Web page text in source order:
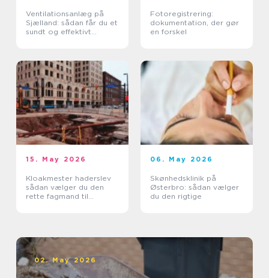
Ventilationsanlæg på
Sjælland: sådan får du et
sundt og effektivt
Fotoregistrering:
dokumentation, der gør
en forskel
15. May 2026
Kloakmester haderslev
sådan vælger du den
rette fagmand til
06. May 2026
Skønhedsklinik på
Østerbro: sådan vælger
du den rigtige
02. May 2026